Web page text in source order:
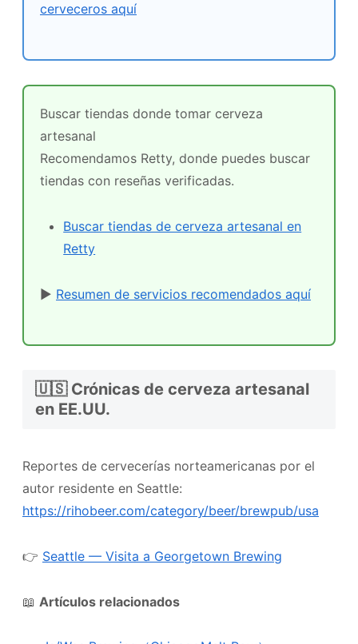
cerveceros aquí
Buscar tiendas donde tomar cerveza
artesanal
Recomendamos Retty, donde puedes buscar
tiendas con reseñas verificadas.
Buscar tiendas de cerveza artesanal en
Retty
▶ Resumen de servicios recomendados aquí
🇺🇸 Crónicas de cerveza artesanal
en EE.UU.
Reportes de cervecerías norteamericanas por el
autor residente en Seattle:
https://rihobeer.com/category/beer/brewpub/usa
👉 Seattle — Visita a Georgetown Brewing
📖 Artículos relacionados